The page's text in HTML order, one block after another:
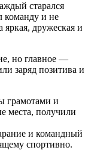
старался
команду и не
яркая, дружеская и
но главное —
заряд позитива и
грамотами и
места, получили
и командный
спортивно.